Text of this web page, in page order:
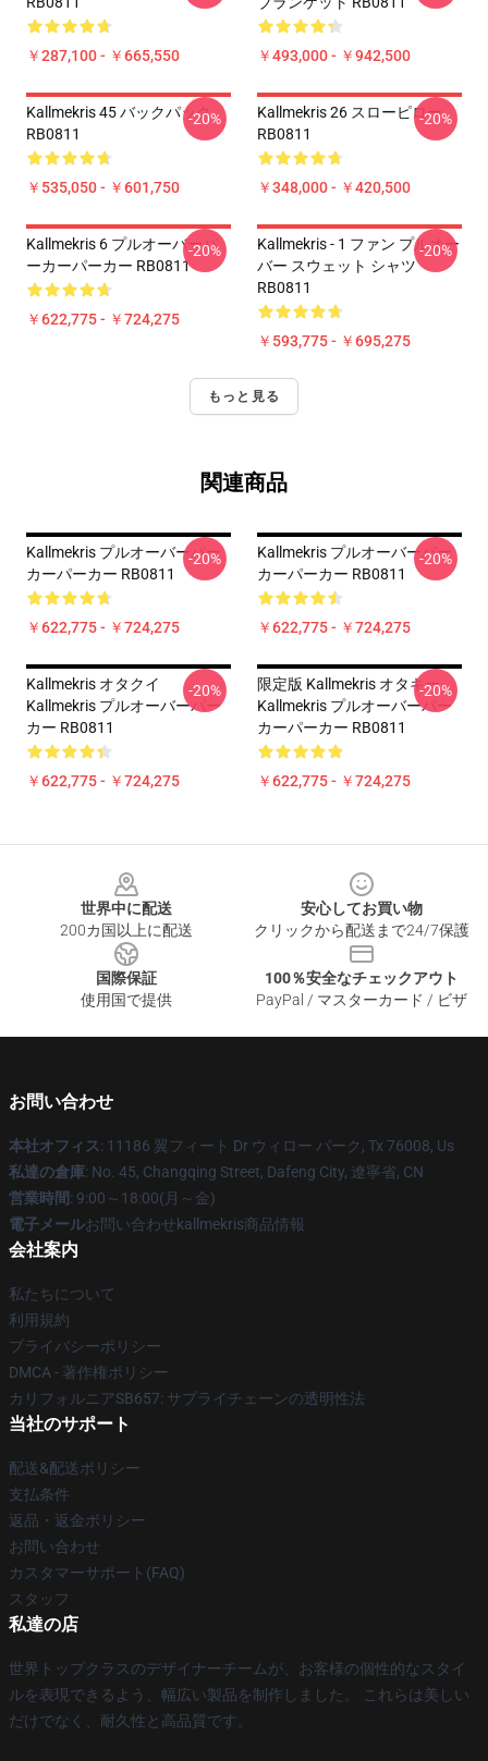
￥287,100 - ￥665,550 ￥493,000 - ￥942,500
Kallmekris 45 バックパック
RB0811
￥535,050 - ￥601,750
-20%
Kallmekris 26 スローピロー
RB0811
￥348,000 - ￥420,500
-20%
Kallmekris 6 プルオーバーパ
ーカーパーカー RB0811
￥622,775 - ￥724,275
-20%
Kallmekris - 1 ファン プルオー
バー スウェット シャツ
RB0811
￥593,775 - ￥695,275
-20%
もっと見る
関連商品
Kallmekris プルオーバーパー
カーパーカー RB0811
￥622,775 - ￥724,275
-20%
Kallmekris プルオーバーパー
カーパーカー RB0811
￥622,775 - ￥724,275
-20%
Kallmekris オタクイ
Kallmekris プルオーバーパー
カー RB0811
￥622,775 - ￥724,275
-20%
限定版 Kallmekris オタキー
Kallmekris プルオーバーパー
カーパーカー RB0811
￥622,775 - ￥724,275
-20%
世界中に配送
200カ国以上に配送
安心してお買い物
クリックから配送まで24/7保護
国際保証
使用国で提供
100％安全なチェックアウト
PayPal / マスターカード / ビザ
お問い合わせ
本社オフィス: 11186 翼フィート Dr ウィロー パーク, Tx 76008, Us
私達の倉庫: No. 45, Changqing Street, Dafeng City, 遼寧省, CN
営業時間: 9:00～18:00(月～金)
電子メールお問い合わせkallmekris商品情報
会社案内
私たちについて
利用規約
プライバシーポリシー
DMCA - 著作権ポリシー
カリフォルニアSB657: サプライチェーンの透明性法
当社のサポート
配送&配送ポリシー
支払条件
返品・返金ポリシー
お問い合わせ
カスタマーサポート(FAQ)
スタッフ
私達の店
世界トップクラスのデザイナーチームが、お客様の個性的なスタイ
ルを表現できるよう、幅広い製品を制作しました。 これらは美しい
だけでなく、耐久性と高品質です。